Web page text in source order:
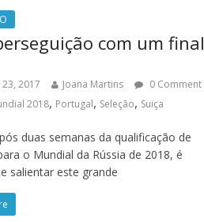
com um final
2017 Joana Martins
0 Comment
2018, Portugal, Seleção, Suiça
duas semanas da qualificação de
o Mundial da Rússia de 2018, é
salientar este grande